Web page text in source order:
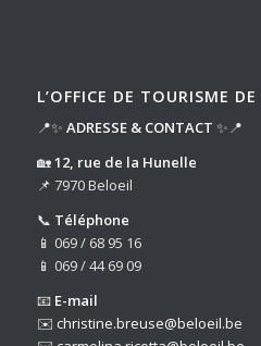
L’OFFICE DE TOURISME
📍✨ ADRESSE & CONTACT ✨📍
🏡12, rue de la Hunelle
📌 7970 Beloeil
📞 Téléphone
📱 069 / 68 95 16
📱 069 / 44 69 09
📧 E-mail
✉️ christine.breuse@beloeil.be